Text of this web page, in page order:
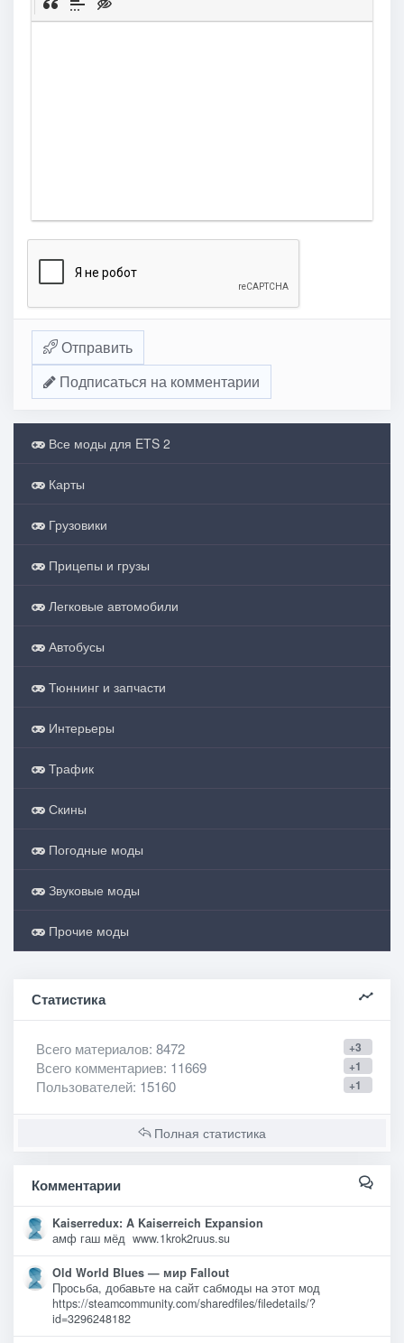
Отправить
Подписаться на комментарии
Все моды для ETS 2
Карты
Грузовики
Прицепы и грузы
Легковые автомобили
Автобусы
Тюннинг и запчасти
Интерьеры
Трафик
Скины
Погодные моды
Звуковые моды
Прочие моды
Статистика
+3
Всего материалов: 8472
+1
Всего комментариев: 11669
+1
Пользователей: 15160
Полная статистика
Комментарии
Kaiserredux: A Kaiserreich Expansion
амф гаш мёд www.1krok2ruus.su
Old World Blues — мир Fallout
Просьба, добавьте на сайт сабмоды на этот мод
https://steamcommunity.com/sharedfiles/filedetails/?
id=3296248182